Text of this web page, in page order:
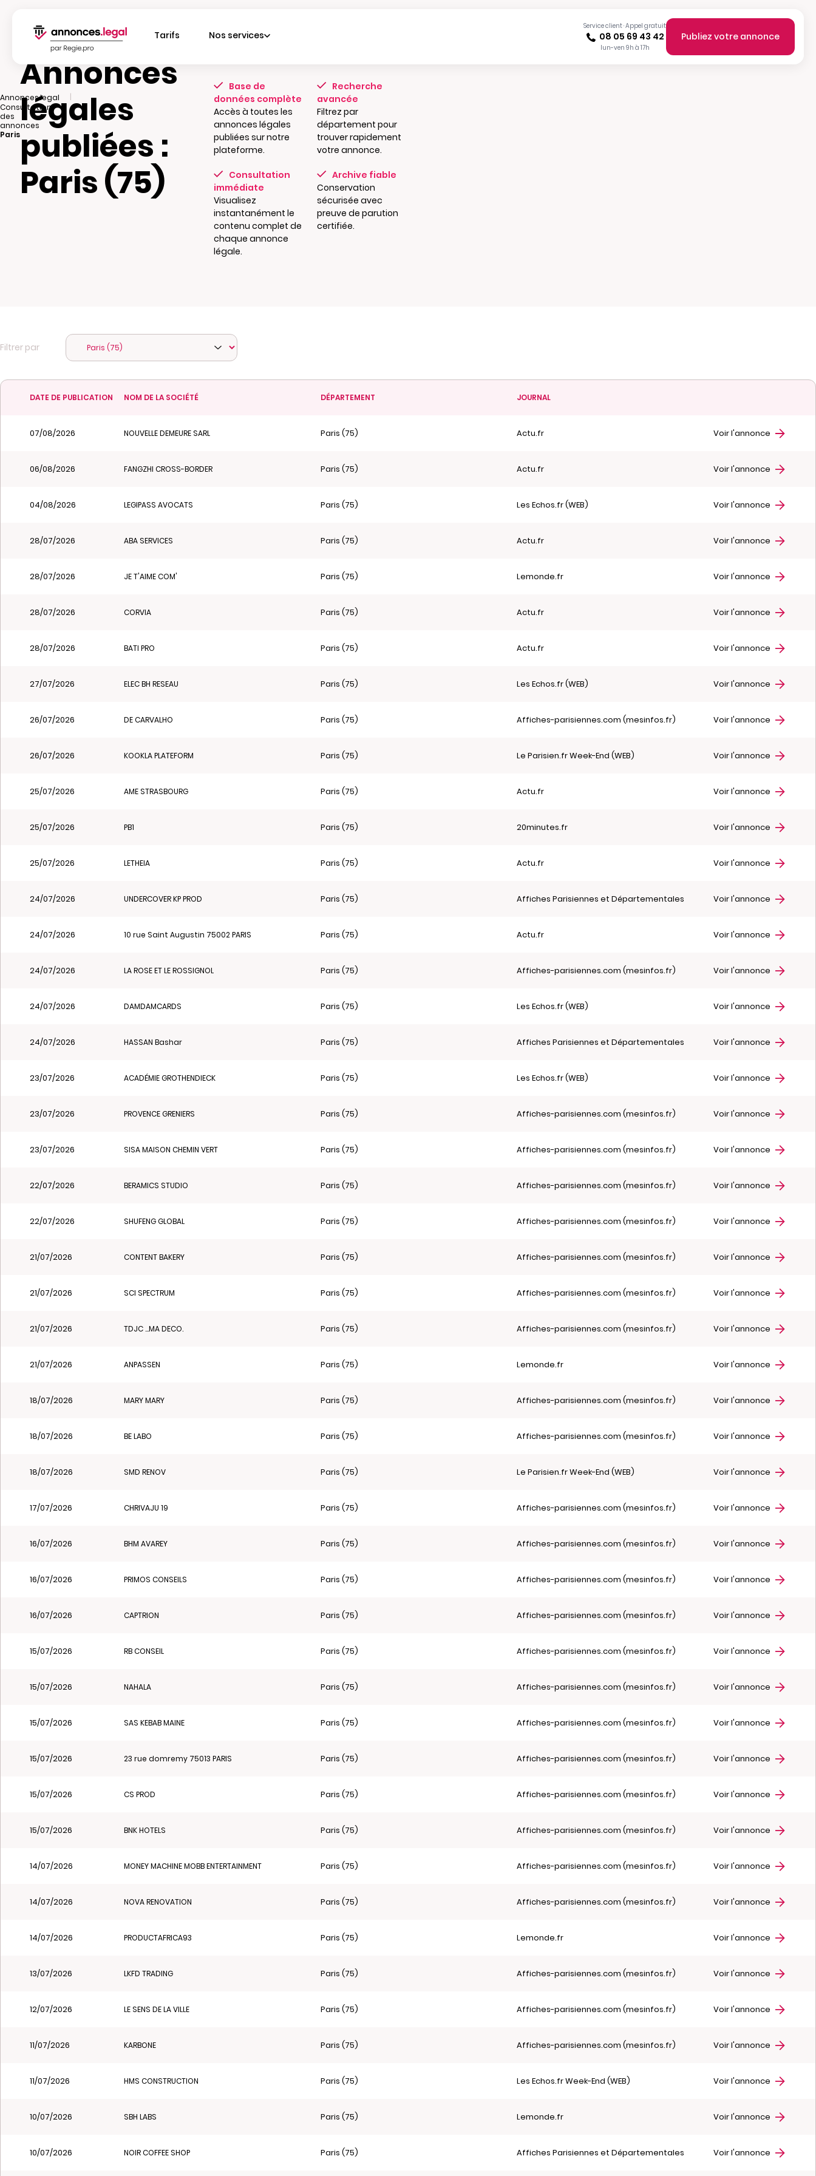
Tarifs Nos services
Service client · Appel gratuit
08 05 69 43 42
lun-ven 9h à 17h
Publiez votre annonce
Annonces.legal
|
Consultation
des
annonces
Paris
Annonces
légales
publiées :
Paris (75)
Base de
données complète
Accès à toutes les
annonces légales
publiées sur notre
plateforme.
Recherche
avancée
Filtrez par
département pour
trouver rapidement
votre annonce.
Consultation
immédiate
Visualisez
instantanément le
contenu complet de
chaque annonce
légale.
Archive fiable
Conservation
sécurisée avec
preuve de parution
certifiée.
Filtrer par
DATE DE PUBLICATION NOM DE LA SOCIÉTÉ DÉPARTEMENT JOURNAL
07/08/2026 NOUVELLE DEMEURE SARL Paris (75) Actu.fr Voir l'annonce
06/08/2026 FANGZHI CROSS-BORDER Paris (75) Actu.fr Voir l'annonce
04/08/2026 LEGIPASS AVOCATS Paris (75) Les Echos.fr (WEB) Voir l'annonce
28/07/2026 ABA SERVICES Paris (75) Actu.fr Voir l'annonce
28/07/2026 JE T'AIME COM' Paris (75) Lemonde.fr Voir l'annonce
28/07/2026 CORVIA Paris (75) Actu.fr Voir l'annonce
28/07/2026 BATI PRO Paris (75) Actu.fr Voir l'annonce
27/07/2026 ELEC BH RESEAU Paris (75) Les Echos.fr (WEB) Voir l'annonce
26/07/2026 DE CARVALHO Paris (75) Affiches-parisiennes.com (mesinfos.fr) Voir l'annonce
26/07/2026 KOOKLA PLATEFORM Paris (75) Le Parisien.fr Week-End (WEB) Voir l'annonce
25/07/2026 AME STRASBOURG Paris (75) Actu.fr Voir l'annonce
25/07/2026 PB1 Paris (75) 20minutes.fr Voir l'annonce
25/07/2026 LETHEIA Paris (75) Actu.fr Voir l'annonce
24/07/2026 UNDERCOVER KP PROD Paris (75) Affiches Parisiennes et Départementales Voir l'annonce
24/07/2026 10 rue Saint Augustin 75002 PARIS Paris (75) Actu.fr Voir l'annonce
24/07/2026 LA ROSE ET LE ROSSIGNOL Paris (75) Affiches-parisiennes.com (mesinfos.fr) Voir l'annonce
24/07/2026 DAMDAMCARDS Paris (75) Les Echos.fr (WEB) Voir l'annonce
24/07/2026 HASSAN Bashar Paris (75) Affiches Parisiennes et Départementales Voir l'annonce
23/07/2026 ACADÉMIE GROTHENDIECK Paris (75) Les Echos.fr (WEB) Voir l'annonce
23/07/2026 PROVENCE GRENIERS Paris (75) Affiches-parisiennes.com (mesinfos.fr) Voir l'annonce
23/07/2026 SISA MAISON CHEMIN VERT Paris (75) Affiches-parisiennes.com (mesinfos.fr) Voir l'annonce
22/07/2026 BERAMICS STUDIO Paris (75) Affiches-parisiennes.com (mesinfos.fr) Voir l'annonce
22/07/2026 SHUFENG GLOBAL Paris (75) Affiches-parisiennes.com (mesinfos.fr) Voir l'annonce
21/07/2026 CONTENT BAKERY Paris (75) Affiches-parisiennes.com (mesinfos.fr) Voir l'annonce
21/07/2026 SCI SPECTRUM Paris (75) Affiches-parisiennes.com (mesinfos.fr) Voir l'annonce
21/07/2026 TDJC ...MA DECO. Paris (75) Affiches-parisiennes.com (mesinfos.fr) Voir l'annonce
21/07/2026 ANPASSEN Paris (75) Lemonde.fr Voir l'annonce
18/07/2026 MARY MARY Paris (75) Affiches-parisiennes.com (mesinfos.fr) Voir l'annonce
18/07/2026 BE LABO Paris (75) Affiches-parisiennes.com (mesinfos.fr) Voir l'annonce
18/07/2026 SMD RENOV Paris (75) Le Parisien.fr Week-End (WEB) Voir l'annonce
17/07/2026 CHRIVAJU 19 Paris (75) Affiches-parisiennes.com (mesinfos.fr) Voir l'annonce
16/07/2026 BHM AVAREY Paris (75) Affiches-parisiennes.com (mesinfos.fr) Voir l'annonce
16/07/2026 PRIMOS CONSEILS Paris (75) Affiches-parisiennes.com (mesinfos.fr) Voir l'annonce
16/07/2026 CAPTRION Paris (75) Affiches-parisiennes.com (mesinfos.fr) Voir l'annonce
15/07/2026 RB CONSEIL Paris (75) Affiches-parisiennes.com (mesinfos.fr) Voir l'annonce
15/07/2026 NAHALA Paris (75) Affiches-parisiennes.com (mesinfos.fr) Voir l'annonce
15/07/2026 SAS KEBAB MAINE Paris (75) Affiches-parisiennes.com (mesinfos.fr) Voir l'annonce
15/07/2026 23 rue domremy 75013 PARIS Paris (75) Affiches-parisiennes.com (mesinfos.fr) Voir l'annonce
15/07/2026 CS PROD Paris (75) Affiches-parisiennes.com (mesinfos.fr) Voir l'annonce
15/07/2026 BNK HOTELS Paris (75) Affiches-parisiennes.com (mesinfos.fr) Voir l'annonce
14/07/2026 MONEY MACHINE MOBB ENTERTAINMENT Paris (75) Affiches-parisiennes.com (mesinfos.fr) Voir l'annonce
14/07/2026 NOVA RENOVATION Paris (75) Affiches-parisiennes.com (mesinfos.fr) Voir l'annonce
14/07/2026 PRODUCTAFRICA93 Paris (75) Lemonde.fr Voir l'annonce
13/07/2026 LKFD TRADING Paris (75) Affiches-parisiennes.com (mesinfos.fr) Voir l'annonce
12/07/2026 LE SENS DE LA VILLE Paris (75) Affiches-parisiennes.com (mesinfos.fr) Voir l'annonce
11/07/2026 KARBONE Paris (75) Affiches-parisiennes.com (mesinfos.fr) Voir l'annonce
11/07/2026 HMS CONSTRUCTION Paris (75) Les Echos.fr Week-End (WEB) Voir l'annonce
10/07/2026 SBH LABS Paris (75) Lemonde.fr Voir l'annonce
10/07/2026 NOIR COFFEE SHOP Paris (75) Affiches Parisiennes et Départementales Voir l'annonce